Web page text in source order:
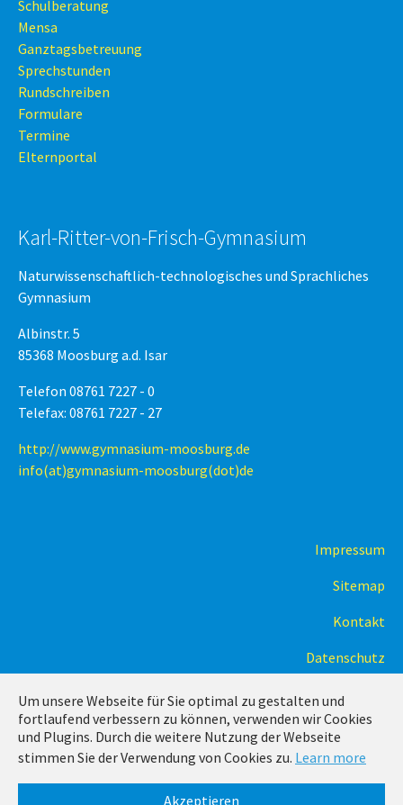
Um unsere Webseite für Sie optimal zu gestalten und
fortlaufend verbessern zu können, verwenden wir Cookies
und Plugins. Durch die weitere Nutzung der Webseite
stimmen Sie der Verwendung von Cookies zu. Learn more
Akzeptieren
Schulberatung
Mensa
Ganztagsbetreuung
Sprechstunden
Rundschreiben
Formulare
Termine
Elternportal
Karl-Ritter-von-Frisch-Gymnasium
Naturwissenschaftlich-technologisches und Sprachliches
Gymnasium
Albinstr. 5
85368 Moosburg a.d. Isar
Telefon 08761 7227 - 0
Telefax: 08761 7227 - 27
http://www.gymnasium-moosburg.de
info(at)gymnasium-moosburg(dot)de
Impressum
Sitemap
Kontakt
Datenschutz
andBootstrap Package